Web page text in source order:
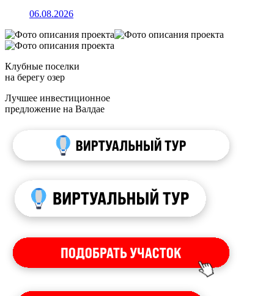
06.08.2026
Клубные поселки
на берегу озер
Лучшее инвестиционное
предложение на Валдае